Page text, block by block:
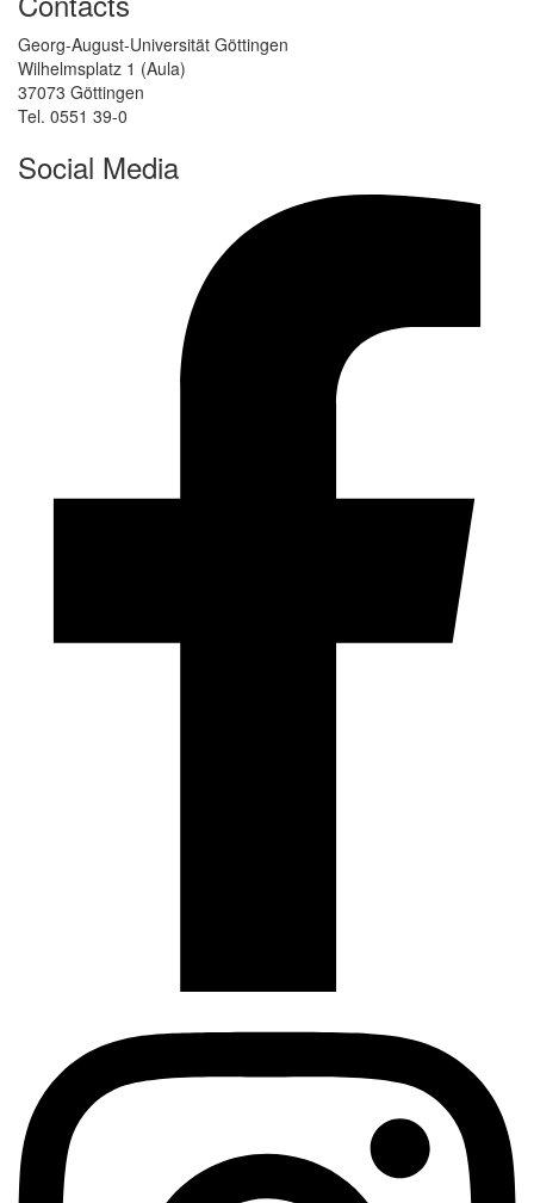
Georg-August-Universität Göttingen
Wilhelmsplatz 1 (Aula)
37073 Göttingen
Tel. 0551 39-0
Social Media